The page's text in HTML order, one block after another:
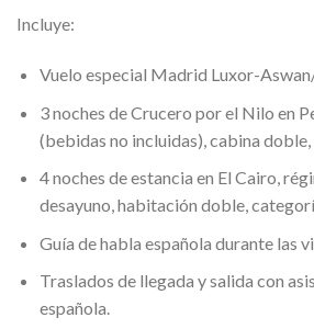
Incluye:
Vuelo especial Madrid Luxor-
3 noches de Crucero por el Nilo en
(bebidas no incluidas), cabina
4 noches de estancia en El Cairo,
desayuno, habitación doble,
Guía de habla española durante las
Traslados de llegada y salida con
española.